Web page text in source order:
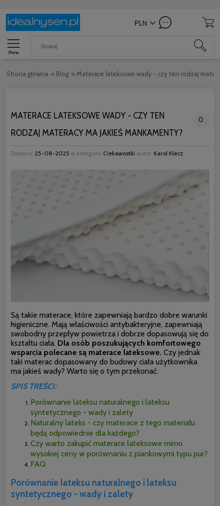
Menu
Strona główna » Blog » Materace lateksowe wady - czy ten rodzaj
MATERACE LATEKSOWE WADY - CZY TEN
RODZAJ MATERACY MA JAKIEŚ MANKAMENTY?
0
Dodano: 25-08-2025 w kategorii: Ciekawostki autor: Karol Klecz
Są takie materace, które zapewniają bardzo dobre warunki
higieniczne. Mają właściwości antybakteryjne, zapewniają
swobodny przepływ powietrza i dobrze dopasowują się do
kształtu ciała. Dla osób poszukujących komfortowego
wsparcia polecane są materace lateksowe. Czy jednak
taki materac dopasowany do budowy ciała użytkownika
ma jakieś wady? Warto się o tym przekonać.
SPIS TREŚCI:
Porównanie lateksu naturalnego i lateksu
syntetycznego - wady i zalety
Naturalny lateks - czy materace z tego materiału
będą odpowiednie dla każdego?
Czy warto zakupić materace lateksowe mimo
wysokiej ceny w porównaniu z piankowymi typu pur?
FAQ
Porównanie lateksu naturalnego i lateksu
syntetycznego - wady i zalety